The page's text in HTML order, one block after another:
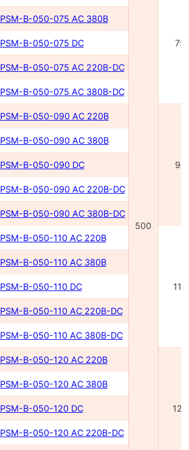
500
B-050-075 AC 380В
B-050-075 DC
B-050-075 AC 220В-DC
B-050-075 AC 380В-DC
B-050-090 AC 220В
B-050-090 AC 380В
B-050-090 DC
B-050-090 AC 220В-DC
B-050-090 AC 380В-DC
B-050-110 AC 220В
B-050-110 AC 380В
B-050-110 DC
B-050-110 AC 220В-DC
B-050-110 AC 380В-DC
B-050-120 AC 220В
B-050-120 AC 380В
B-050-120 DC
B-050-120 AC 220В-DC